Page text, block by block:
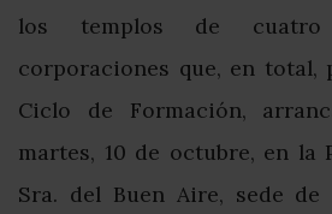
los templos de
corporaciones que, en total,
Ciclo de Formación,
martes, 10 de octubre, en la
Sra. del Buen Aire, sede de